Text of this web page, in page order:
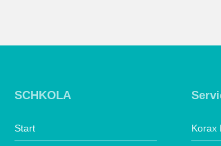
SCHKOLA
Start Korax